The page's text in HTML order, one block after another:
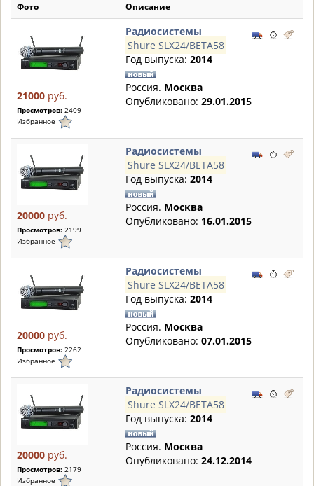
Фото Описание
21000 руб.
Просмотров: 2409
Избранное
Радиосистемы
Shure SLX24/BETA58
Год выпуска: 2014
Россия. Москва
Опубликовано: 29.01.2015
20000 руб.
Просмотров: 2199
Избранное
Радиосистемы
Shure SLX24/BETA58
Год выпуска: 2014
Россия. Москва
Опубликовано: 16.01.2015
20000 руб.
Просмотров: 2262
Избранное
Радиосистемы
Shure SLX24/BETA58
Год выпуска: 2014
Россия. Москва
Опубликовано: 07.01.2015
20000 руб.
Просмотров: 2179
Избранное
Радиосистемы
Shure SLX24/BETA58
Год выпуска: 2014
Россия. Москва
Опубликовано: 24.12.2014